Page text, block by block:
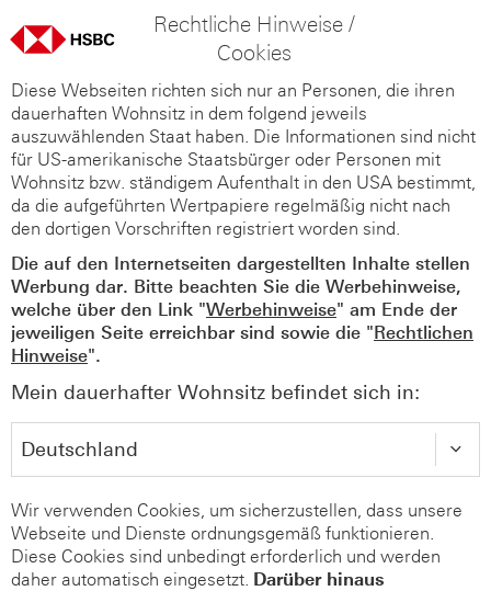
Rechtliche Hinweise /
Cookies
Diese Webseiten richten sich nur an Personen, die ihren
dauerhaften Wohnsitz in dem folgend jeweils
auszuwählenden Staat haben. Die Informationen sind nicht
für US-amerikanische Staatsbürger oder Personen mit
Wohnsitz bzw. ständigem Aufenthalt in den USA bestimmt,
da die aufgeführten Wertpapiere regelmäßig nicht nach
den dortigen Vorschriften registriert worden sind.
Die auf den Internetseiten dargestellten Inhalte stellen
Werbung dar. Bitte beachten Sie die Werbehinweise,
welche über den Link "Werbehinweise" am Ende der
jeweiligen Seite erreichbar sind sowie die "Rechtlichen
Hinweise".
Mein dauerhafter Wohnsitz befindet sich in:
Wir verwenden Cookies, um sicherzustellen, dass unsere
Webseite und Dienste ordnungsgemäß funktionieren.
Diese Cookies sind unbedingt erforderlich und werden
daher automatisch eingesetzt. Darüber hinaus